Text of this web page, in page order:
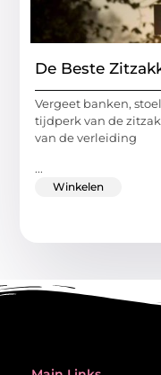
De Beste
Vergeet banken,
tijdperk van de
van de verleiding
...
Winkelen